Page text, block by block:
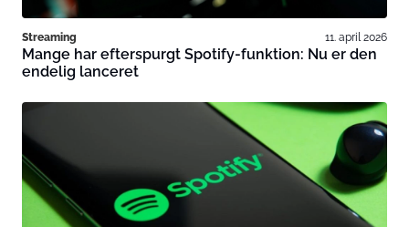
Streaming 11. april 2026
Mange har efterspurgt Spotify-funktion: Nu er den
endelig lanceret